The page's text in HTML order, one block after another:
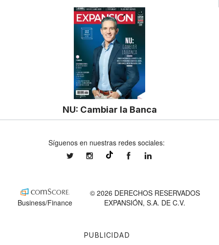
NU: Cambiar la Banca
PUBLICIDAD
Síguenos en nuestras redes sociales:
expansionmxexpansionmx ExpansionMex
Business/Finance
© 2026 DERECHOS RESERVADOS
EXPANSIÓN, S.A. DE C.V.